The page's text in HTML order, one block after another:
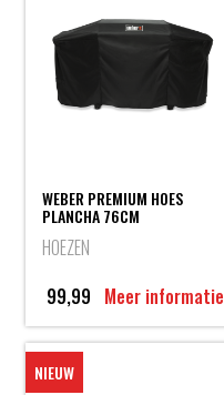
WEBER PREMIUM HOES
PLANCHA 76CM
HOEZEN
99,99 Meer informatie
NIEUW